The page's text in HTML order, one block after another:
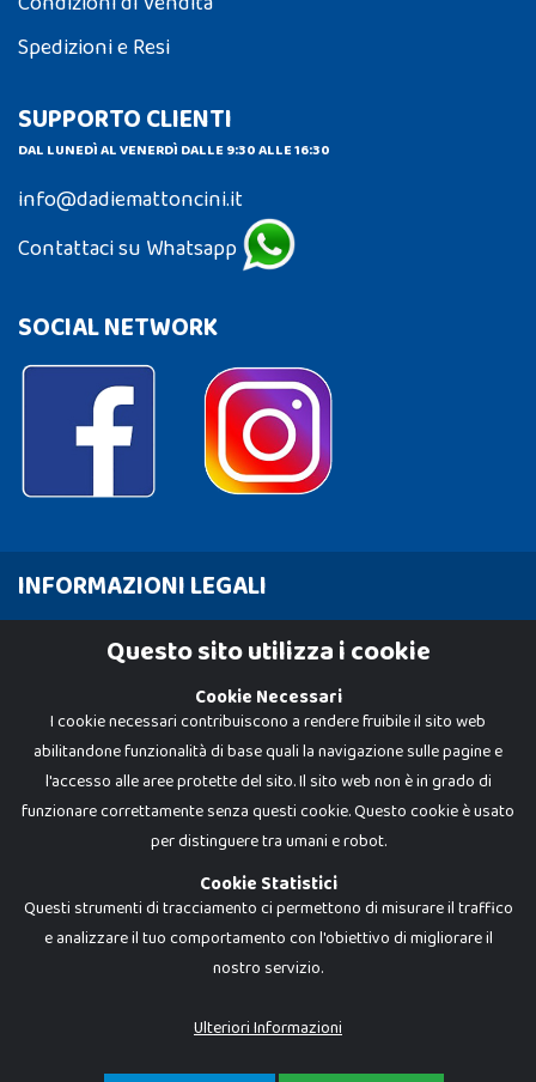
Spedizioni e Resi
SUPPORTO CLIENTI
DAL LUNEDÌ AL VENERDÌ DALLE 9:30 ALLE 16:30
info@dadiemattoncini.it
Contattaci su Whatsapp
SOCIAL NETWORK
INFORMAZIONI LEGALI
Cookie Policy
Dadi e Mattoncini è un brand di Giocabene Srl. Ogni riproduzione o utilizzo non
I prezzi e le promozioni pubblicate potrebbero differire da quanto esposto in
Questo sito utilizza i cookie
Cookie Necessari
I cookie necessari contribuiscono a rendere fruibile il sito web
abilitandone funzionalità di base quali la navigazione sulle pagine e
l'accesso alle aree protette del sito. Il sito web non è in grado di
funzionare correttamente senza questi cookie. Questo cookie è usato
per distinguere tra umani e robot.
Cookie Statistici
Questi strumenti di tracciamento ci permettono di misurare il traffico
e analizzare il tuo comportamento con l'obiettivo di migliorare il
nostro servizio.
Ulteriori Informazioni